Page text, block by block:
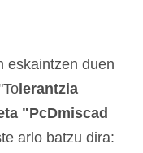
eskaintzen duen
lerantzia
"PcDmiscad
arlo batzu dira: